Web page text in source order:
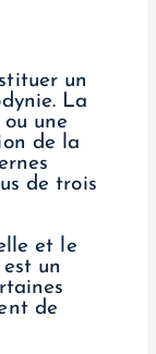
un
La
une
de la
de trois
et le
un
de